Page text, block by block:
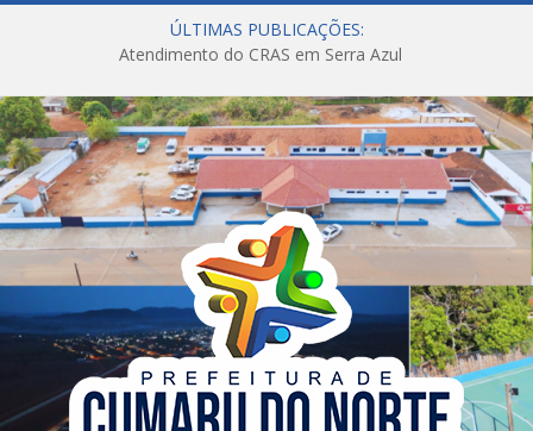
ÚLTIMAS PUBLICAÇÕES:
Atendimento do CRAS em Serra Azul